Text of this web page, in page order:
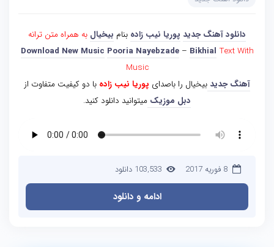
دانلود آهنگ جدید پوریا نیب زاده بنام بیخیال به همراه متن ترانه
Download New Music Pooria Nayebzade – Bikhial Text With
Music
آهنگ جدید بیخیال را باصدای پوریا نیب زاده با دو کیفیت متفاوت از
دبل موزیک میتوانید دانلود کنید.
8 فوریه 2017 103,533 دانلود
ادامه و دانلود